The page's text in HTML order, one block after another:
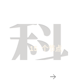
科
15 个节点